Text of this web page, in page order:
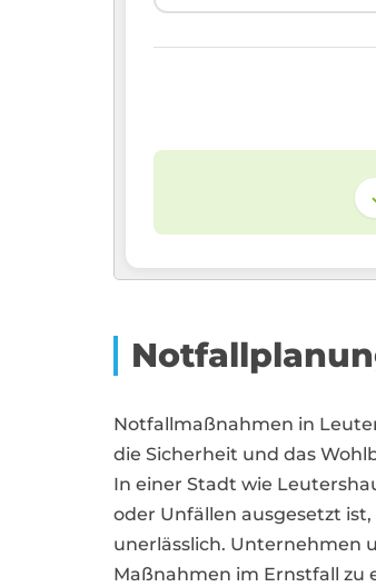
Notfallmaßnahmen in
die Sicherheit und das
In einer Stadt wie
oder Unfällen ausgesetzt
unerlässlich. Unternehmen
Maßnahmen im Ernstfall zu